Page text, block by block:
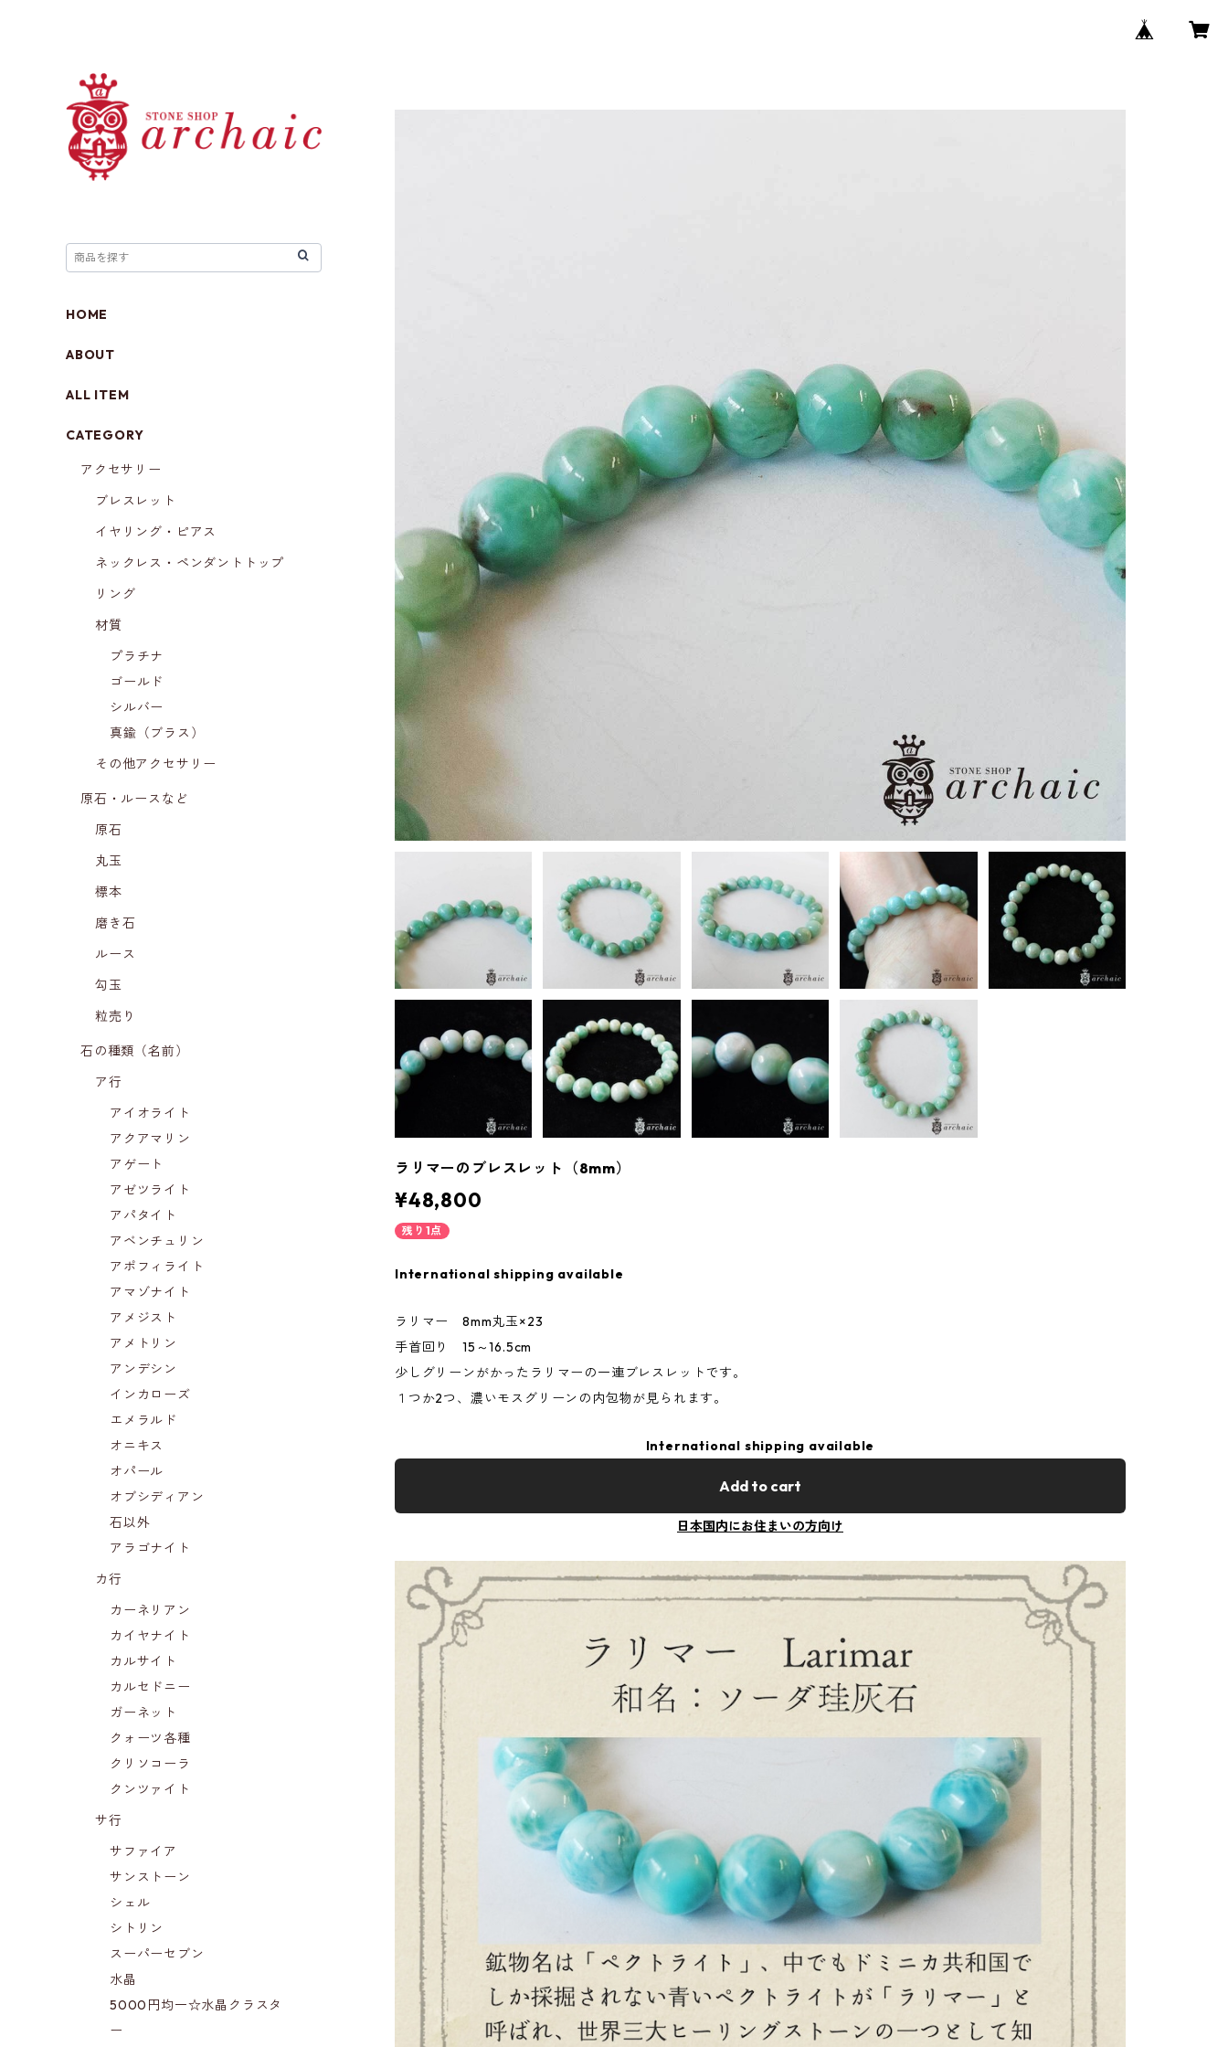
ラリマーのブレスレット（8mm）
¥48,800
残り1点
International shipping available
ラリマー 8mm丸玉×23
手首回り 15～16.5cm
少しグリーンがかったラリマーの一連ブレスレットです。
１つか2つ、濃いモスグリーンの内包物が見られます。
International shipping available
Add to cart
日本国内にお住まいの方向け
HOME
ABOUT
ALL ITEM
CATEGORY
アクセサリー
ブレスレット
イヤリング・ピアス
ネックレス・ペンダントトップ
リング
材質
プラチナ
ゴールド
シルバー
真鍮（ブラス）
その他アクセサリー
原石・ルースなど
原石
丸玉
標本
磨き石
ルース
勾玉
粒売り
石の種類（名前）
ア行
アイオライト
アクアマリン
アゲート
アゼツライト
アパタイト
アベンチュリン
アポフィライト
アマゾナイト
アメジスト
アメトリン
アンデシン
インカローズ
エメラルド
オニキス
オパール
オブシディアン
石以外
アラゴナイト
カ行
カーネリアン
カイヤナイト
カルサイト
カルセドニー
ガーネット
クォーツ各種
クリソコーラ
クンツァイト
サ行
サファイア
サンストーン
シェル
シトリン
スーパーセブン
水晶
5000円均一☆水晶クラスタ
ー